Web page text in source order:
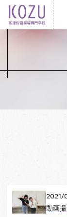
2021/
動画